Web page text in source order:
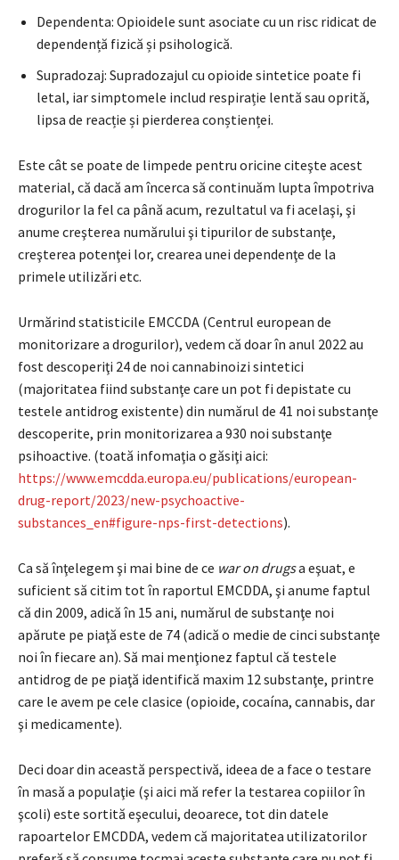
Dependenta: Opioidele sunt asociate cu un risc ridicat de
dependență fizică și psihologică.
Supradozaj: Supradozajul cu opioide sintetice poate fi
letal, iar simptomele includ respirație lentă sau oprită,
lipsa de reacție și pierderea conștienței.
Este cât se poate de limpede pentru oricine citeşte acest
material, că dacă am încerca să continuăm lupta împotriva
drogurilor la fel ca până acum, rezultatul va fi acelaşi, şi
anume creşterea numărului şi tipurilor de substanţe,
creşterea potenţei lor, crearea unei dependenţe de la
primele utilizări etc.
Urmărind statisticile EMCCDA (Centrul european de
monitorizare a drogurilor), vedem că doar în anul 2022 au
fost descoperiţi 24 de noi cannabinoizi sintetici
(majoritatea fiind substanţe care un pot fi depistate cu
testele antidrog existente) din numărul de 41 noi substanţe
descoperite, prin monitorizarea a 930 noi substanţe
psihoactive. (toată infomaţia o găsiţi aici:
https://www.emcdda.europa.eu/publications/european-
drug-report/2023/new-psychoactive-
substances_en#figure-nps-first-detections).
Ca să înţelegem şi mai bine de ce war on drugsa eşuat, e
suficient să citim tot în raportul EMCDDA, şi anume faptul
că din 2009, adică în 15 ani, numărul de substanţe noi
apărute pe piaţă este de 74 (adică o medie de cinci substanţe
noi în fiecare an). Să mai menţionez faptul că testele
antidrog de pe piaţă identifică maxim 12 substanţe, printre
care le avem pe cele clasice (opioide, cocaína, cannabis, dar
şi medicamente).
Deci doar din această perspectivă, ideea de a face o testare
în masă a populaţie (şi aici mă refer la testarea copiilor în
şcoli) este sortită eşecului, deoarece, tot din datele
rapoartelor EMCDDA, vedem că majoritatea utilizatorilor